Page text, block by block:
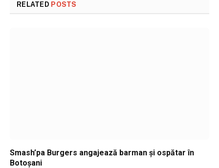
RELATED POSTS
Smash’pa Burgers angajează barman și ospătar în
Botoșani